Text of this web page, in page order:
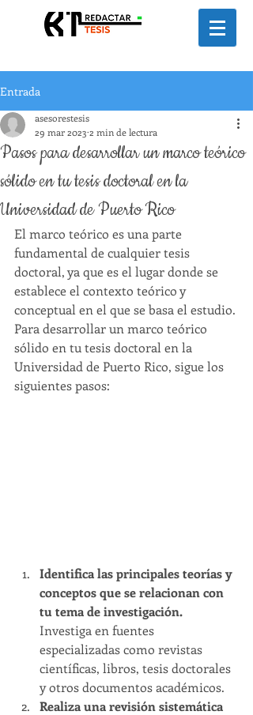
Entrada
Pasos para desarrollar un marco teórico
sólido en tu tesis doctoral en la
Universidad de Puerto Rico
asesorestesis
29 mar 2023 2 min de lectura
El marco teórico es una parte
fundamental de cualquier tesis
doctoral, ya que es el lugar donde se
establece el contexto teórico y
conceptual en el que se basa el estudio.
Para desarrollar un marco teórico
sólido en tu tesis doctoral en la
Universidad de Puerto Rico, sigue los
siguientes pasos:
Identifica las principales teorías y
conceptos que se relacionan con
tu tema de investigación.
Investiga en fuentes
especializadas como revistas
científicas, libros, tesis doctorales
y otros documentos académicos.
Realiza una revisión sistemática